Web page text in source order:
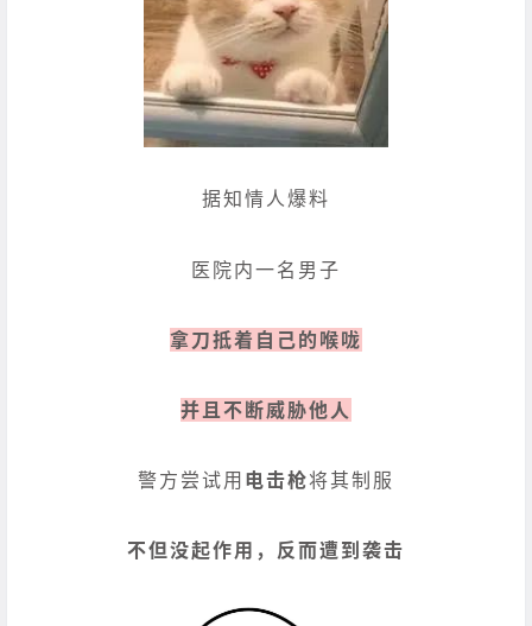
据知情人爆料
医院内一名男子
拿刀抵着自己的喉咙
并且不断威胁他人
警方尝试用 电击枪将其制服
不但没起作用，反而遭到袭击